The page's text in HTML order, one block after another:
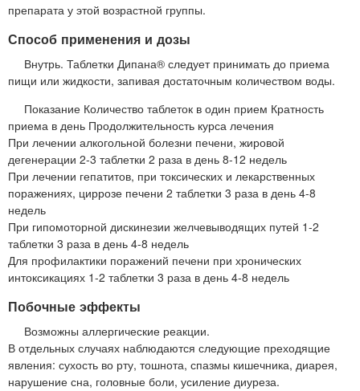
препарата у этой возрастной группы.
Способ применения и дозы
Внутрь. Таблетки Дипана® следует принимать до приема
пищи или жидкости, запивая достаточным количеством воды.
Показание Количество таблеток в один прием Кратность
приема в день Продолжительность курса лечения
При лечении алкогольной болезни печени, жировой
дегенерации 2-3 таблетки 2 раза в день 8-12 недель
При лечении гепатитов, при токсических и лекарственных
поражениях, циррозе печени 2 таблетки 3 раза в день 4-8
недель
При гипомоторной дискинезии желчевыводящих путей 1-2
таблетки 3 раза в день 4-8 недель
Для профилактики поражений печени при хронических
интоксикациях 1-2 таблетки 3 раза в день 4-8 недель
Побочные эффекты
Возможны аллергические реакции.
В отдельных случаях наблюдаются следующие преходящие
явления: сухость во рту, тошнота, спазмы кишечника, диарея,
нарушение сна, головные боли, усиление диуреза.